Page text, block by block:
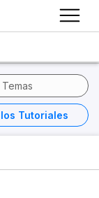
Temas
Tutoriales